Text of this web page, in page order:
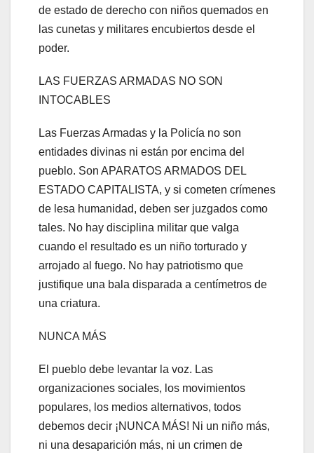
de estado de derecho con niños quemados en
las cunetas y militares encubiertos desde el
poder.
LAS FUERZAS ARMADAS NO SON
INTOCABLES
Las Fuerzas Armadas y la Policía no son
entidades divinas ni están por encima del
pueblo. Son APARATOS ARMADOS DEL
ESTADO CAPITALISTA, y si cometen crímenes
de lesa humanidad, deben ser juzgados como
tales. No hay disciplina militar que valga
cuando el resultado es un niño torturado y
arrojado al fuego. No hay patriotismo que
justifique una bala disparada a centímetros de
una criatura.
NUNCA MÁS
El pueblo debe levantar la voz. Las
organizaciones sociales, los movimientos
populares, los medios alternativos, todos
debemos decir ¡NUNCA MÁS! Ni un niño más,
ni una desaparición más, ni un crimen de